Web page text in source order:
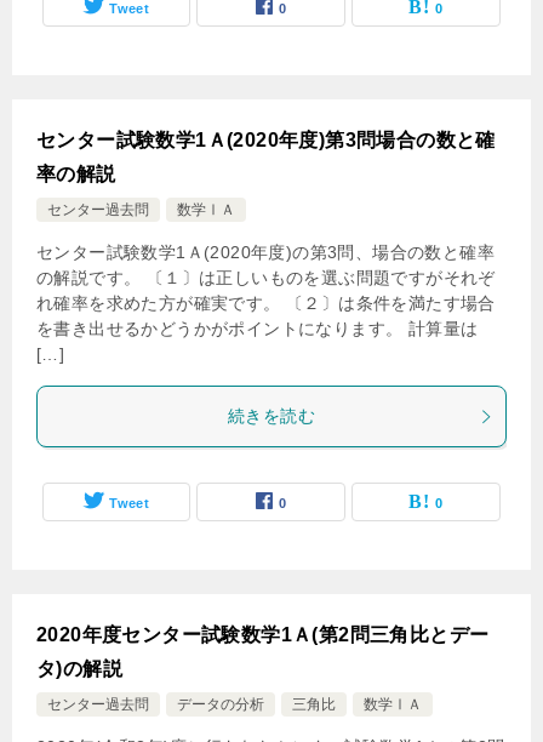
Tweet 0 0
センター試験数学1Ａ(2020年度)第3問場合の数と確
率の解説
センター過去問 数学ⅠＡ
センター試験数学1Ａ(2020年度)の第3問、場合の数と確率
の解説です。 〔１〕は正しいものを選ぶ問題ですがそれぞ
れ確率を求めた方が確実です。 〔２〕は条件を満たす場合
を書き出せるかどうかがポイントになります。 計算量は
[…]
続きを読む
Tweet 0 0
2020年度センター試験数学1Ａ(第2問三角比とデー
タ)の解説
センター過去問 データの分析 三角比 数学ⅠＡ